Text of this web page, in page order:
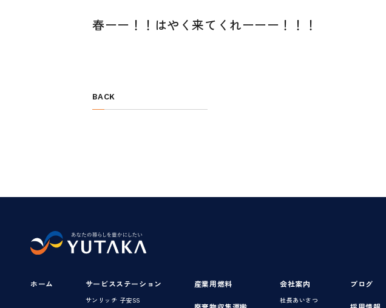
春ーー！！はやく来てくれーーー！！！
BACK
ホーム サービスステーション
サンリッチ 子安SS
産業用燃料 会社案内
社長あいさつ
ブログ